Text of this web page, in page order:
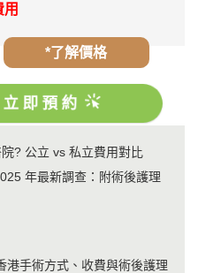
*了解價格
即預約
? 公立 vs 私立費用對比
年最新調查：附術後護理
港手術方式、收費與術後護理